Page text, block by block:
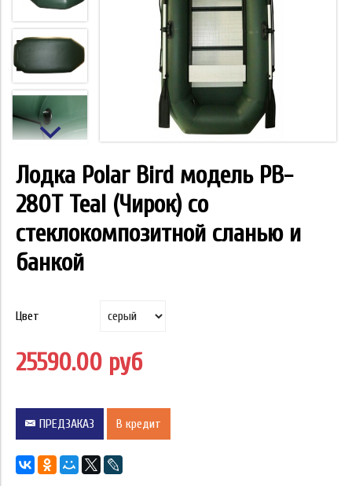
Лодка Polar Bird модель PB-
280Т Teal (Чирок) со
стеклокомпозитной сланью и
банкой
Цвет
25590.00 руб
ПРЕДЗАКАЗ В кредит